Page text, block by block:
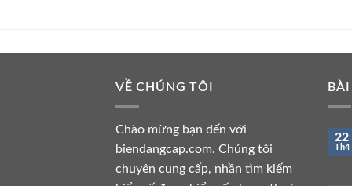
VỀ CHÚNG TÔI
Chào mừng bạn đến với
biendangcap.com. Chúng tôi
chuyên cung cấp, nhần tìm kiếm
22
Th4